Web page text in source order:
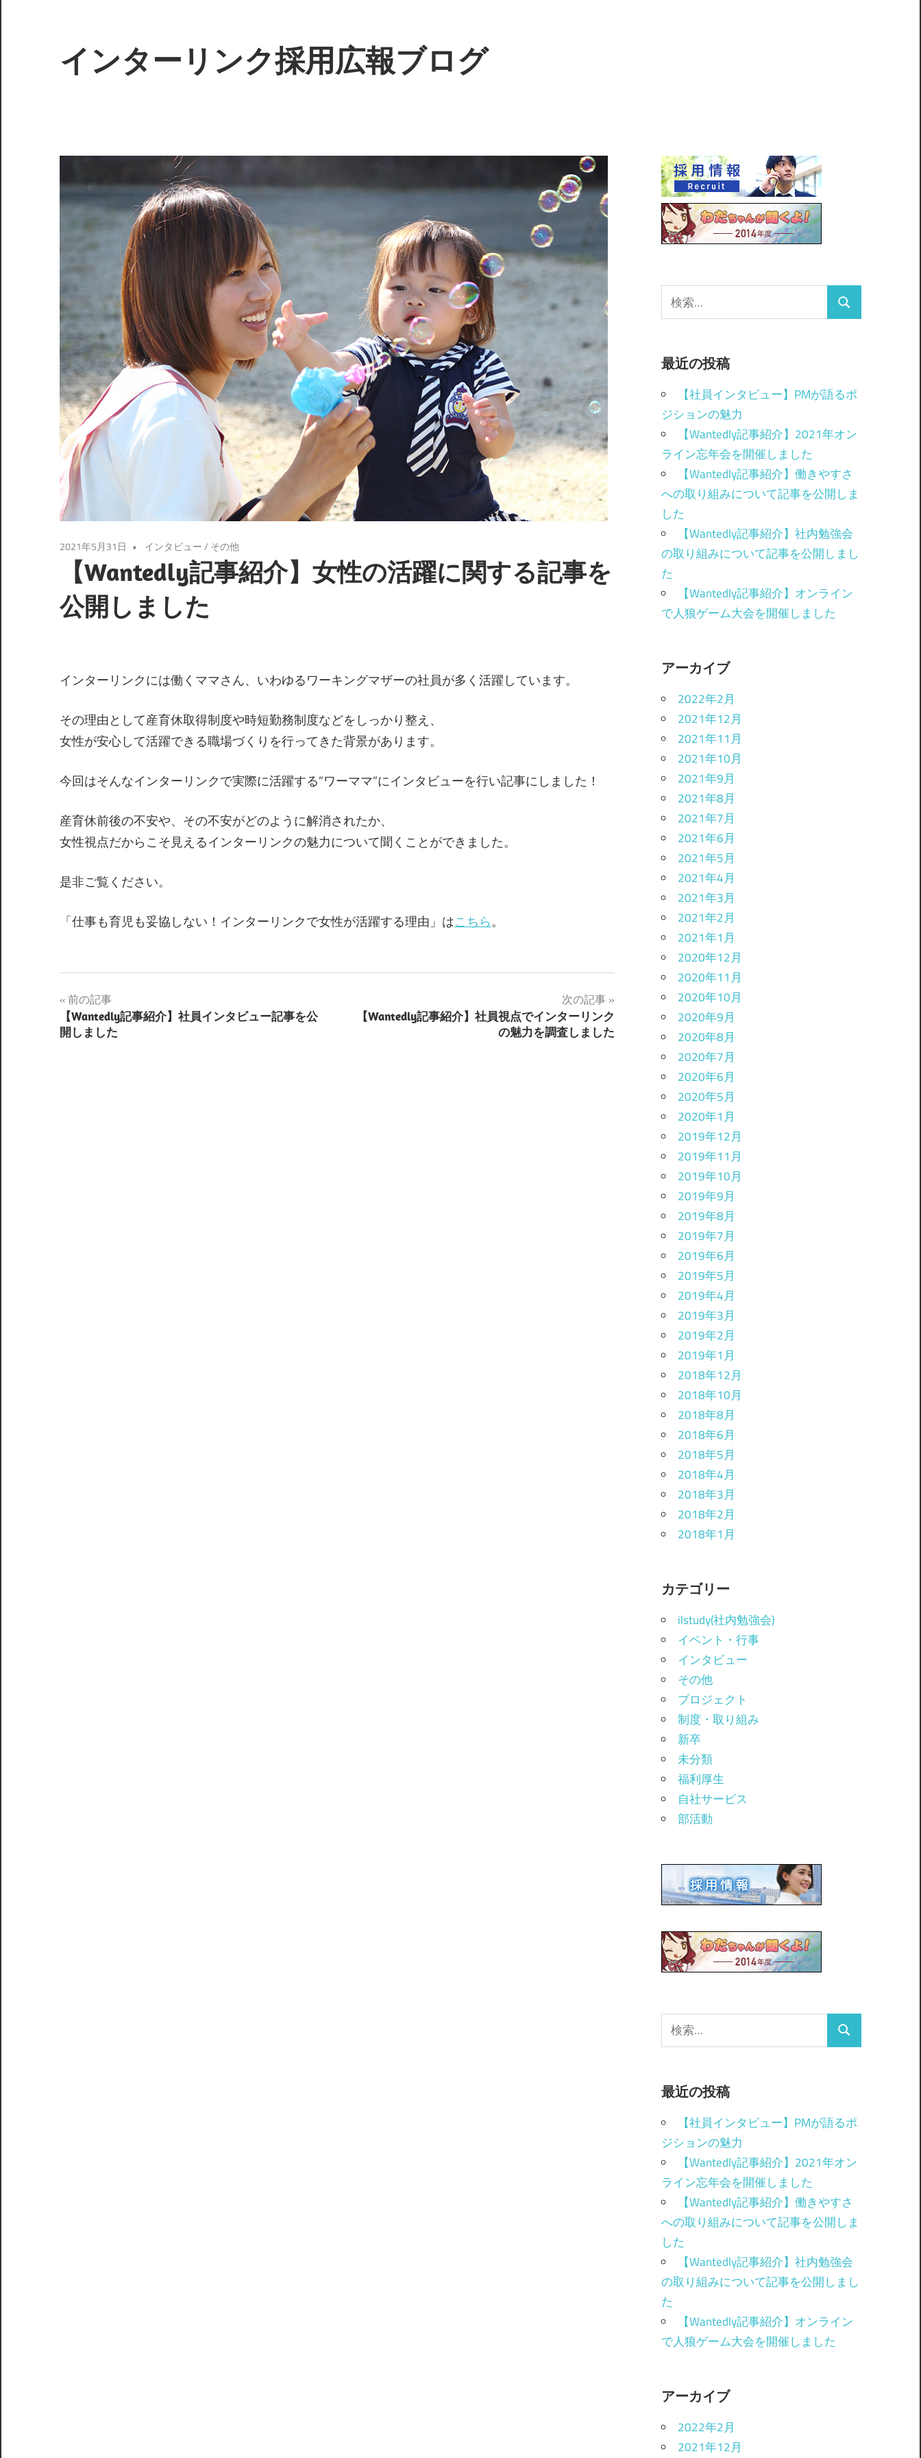
インターリンク採用広報ブログ
2021年5月31日 インタビュー/ その他
【Wantedly記事紹介】女性の活躍に関する記事を
公開しました
インターリンクには働くママさん、いわゆるワーキングマザーの社員が多く活躍しています。
その理由として産育休取得制度や時短勤務制度などをしっかり整え、
女性が安心して活躍できる職場づくりを行ってきた背景があります。
今回はそんなインターリンクで実際に活躍する”ワーママ”にインタビューを行い記事にしました！
産育休前後の不安や、その不安がどのように解消されたか、
女性視点だからこそ見えるインターリンクの魅力について聞くことができました。
是非ご覧ください。
「仕事も育児も妥協しない！インターリンクで女性が活躍する理由」はこちら。
前の記事
【Wantedly記事紹介】社員インタビュー記事を公
開しました
次の記事
【Wantedly記事紹介】社員視点でインターリンク
の魅力を調査しました
最近の投稿
【社員インタビュー】PMが語るポ
ジションの魅力
【Wantedly記事紹介】2021年オン
ライン忘年会を開催しました
【Wantedly記事紹介】働きやすさ
への取り組みについて記事を公開しま
した
【Wantedly記事紹介】社内勉強会
の取り組みについて記事を公開しまし
た
【Wantedly記事紹介】オンライン
で人狼ゲーム大会を開催しました
アーカイブ
2022年2月
2021年12月
2021年11月
2021年10月
2021年9月
2021年8月
2021年7月
2021年6月
2021年5月
2021年4月
2021年3月
2021年2月
2021年1月
2020年12月
2020年11月
2020年10月
2020年9月
2020年8月
2020年7月
2020年6月
2020年5月
2020年1月
2019年12月
2019年11月
2019年10月
2019年9月
2019年8月
2019年7月
2019年6月
2019年5月
2019年4月
2019年3月
2019年2月
2019年1月
2018年12月
2018年10月
2018年8月
2018年6月
2018年5月
2018年4月
2018年3月
2018年2月
2018年1月
カテゴリー
ilstudy(社内勉強会)
イベント・行事
インタビュー
その他
プロジェクト
制度・取り組み
新卒
未分類
福利厚生
自社サービス
部活動
最近の投稿
【社員インタビュー】PMが語るポ
ジションの魅力
【Wantedly記事紹介】2021年オン
ライン忘年会を開催しました
【Wantedly記事紹介】働きやすさ
への取り組みについて記事を公開しま
した
【Wantedly記事紹介】社内勉強会
の取り組みについて記事を公開しまし
た
【Wantedly記事紹介】オンライン
で人狼ゲーム大会を開催しました
アーカイブ
2022年2月
2021年12月